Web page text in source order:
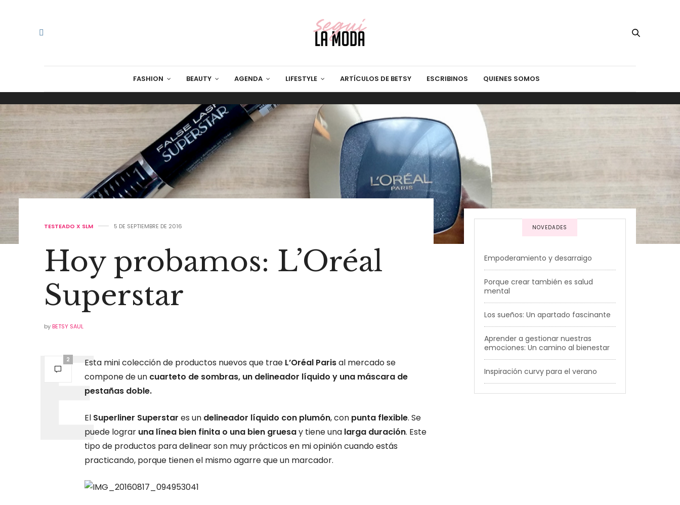
FASHION BEAUTY AGENDA LIFESTYLE ARTÍCULOS DE BETSY ESCRIBINOS QUIENES SOMOS
TESTEADO X SLM 5 DE SEPTIEMBRE DE 2016
Hoy probamos: L’Oréal
Superstar
by BETSY SAUL
2 Esta mini colección de productos nuevos que trae L’Oréal Parisal mercado se
compone de un cuarteto de sombras, un delineador líquido y una máscara de
pestañas doble.
El Superliner Superstar es un delineador líquido con plumón, con punta flexible. Se
puede lograr una línea bien finita o una bien gruesay tiene una larga duración. Este
tipo de productos para delinear son muy prácticos en mi opinión cuando estás
practicando, porque tienen el mismo agarre que un marcador.
NOVEDADES
Empoderamiento y desarraigo
Porque crear también es salud
mental
Los sueños: Un apartado fascinante
Aprender a gestionar nuestras
emociones: Un camino al bienestar
Inspiración curvy para el verano